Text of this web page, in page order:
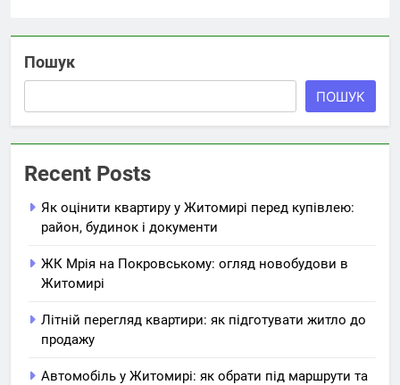
Пошук
ПОШУК
Recent Posts
Як оцінити квартиру у Житомирі перед купівлею:
район, будинок і документи
ЖК Мрія на Покровському: огляд новобудови в
Житомирі
Літній перегляд квартири: як підготувати житло до
продажу
Автомобіль у Житомирі: як обрати під маршрути та